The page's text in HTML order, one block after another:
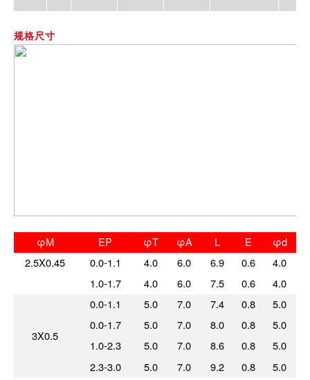
规格尺寸
φM EP φT φA L E
φd
2.5X0.45
0.0-1.1 4.0 6.0 6.9 0.6
4.0
1.0-1.7
4.0 6.0 7.5 0.6 4.0
3X0.5
0.0-1.1 5.0 7.0 7.4 0.8
5.0
0.0-1.7
5.0 7.0 8.0 0.8
5.0
1.0-2.3
5.0 7.0 8.6 0.8
5.0
2.3-3.0
5.0 7.0 9.2 0.8
5.0